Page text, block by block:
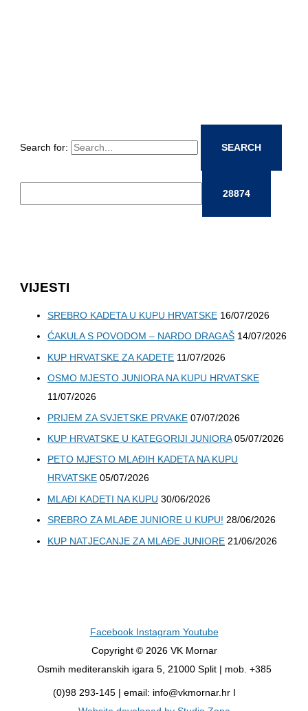
Search for:
VIJESTI
SREBRO KADETA U KUPU HRVATSKE 16/07/2026
ĆAKULA S POVODOM – NARDO DRAGAŠ 14/07/2026
KUP HRVATSKE ZA KADETE 11/07/2026
OSMO MJESTO JUNIORA NA KUPU HRVATSKE
11/07/2026
PRIJEM ZA SVJETSKE PRVAKE 07/07/2026
KUP HRVATSKE U KATEGORIJI JUNIORA 05/07/2026
PETO MJESTO MLAĐIH KADETA NA KUPU
HRVATSKE 05/07/2026
MLAĐI KADETI NA KUPU 30/06/2026
SREBRO ZA MLAĐE JUNIORE U KUPU! 28/06/2026
KUP NATJECANJE ZA MLAĐE JUNIORE 21/06/2026
Facebook Instagram Youtube
Copyright © 2026 VK Mornar
Osmih mediteranskih igara 5, 21000 Split | mob. +385
(0)98 293-145 | email: info@vkmornar.hr I